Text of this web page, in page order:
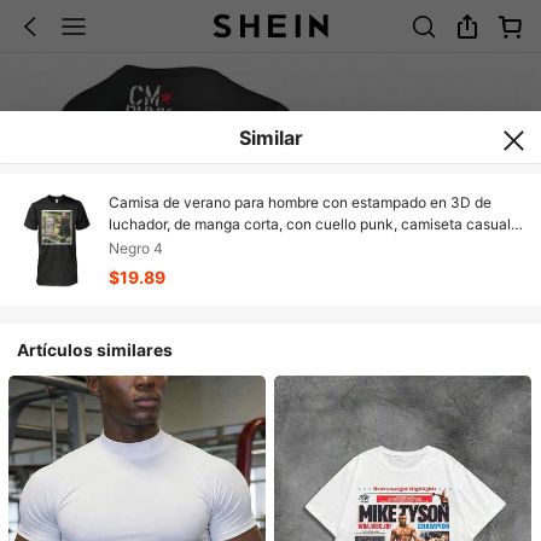
Similar
Camisa de verano para hombre con estampado en 3D de
luchador, de manga corta, con cuello punk, camiseta casual
de estilo urbano, deportiva y de hip-hop
Negro 4
$19.89
Artículos similares